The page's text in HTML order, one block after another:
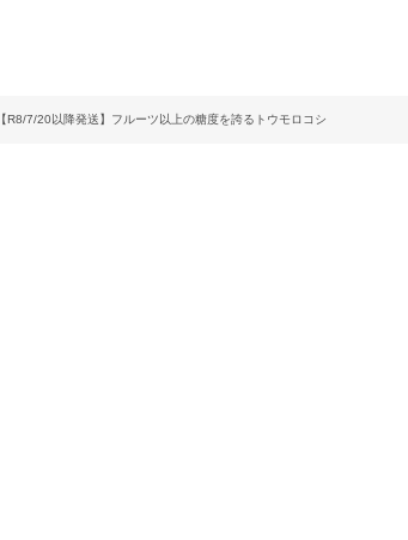
【R8/7/20以降発送】フルーツ以上の糖度を誇るトウモロコシ